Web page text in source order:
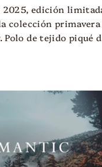
2025, edición
colección primavera
Polo de tejido piqué